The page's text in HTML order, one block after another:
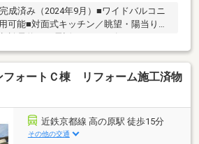
成済み（2024年9月）■ワイドバルコニ
可能■対面式キッチン／眺望・陽当り良
談予約はお電話がスムーズ
フォートＣ棟 リフォーム施工済物
近鉄京都線 高の原駅 徒歩15分
その他の交通